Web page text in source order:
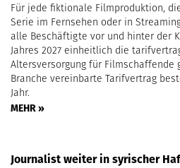
Für jede fiktionale Filmproduktion,
Serie im Fernsehen oder in
alle Beschäftigte vor und hinter der
Jahres 2027 einheitlich die
Altersversorgung für Filmschaffende
Branche vereinbarte Tarifvertrag
Jahr.
MEHR »
Journalist weiter in syrischer